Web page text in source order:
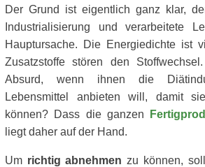
Der Grund ist eigentlich ganz klar,
Industrialisierung und verarbeitete
Hauptursache. Die Energiedichte ist
Zusatzstoffe stören den
Absurd, wenn ihnen die
Lebensmittel anbieten will, damit
können? Dass die ganzen
liegt daher auf der Hand.
Um richtig abnehmen zu können,